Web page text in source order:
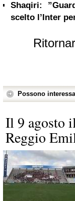
Shaqiri:
scelto l’Inter
Possono
Il 9 agosto
Reggio